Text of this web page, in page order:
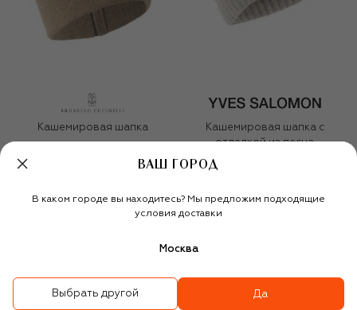
Кашемировая шапка
Кашемировая шапка с
отделкой из песца
ВАШ ГОРОД
В каком городе вы находитесь? Мы предложим подходящие
условия доставки
Москва
Выбрать другой Да